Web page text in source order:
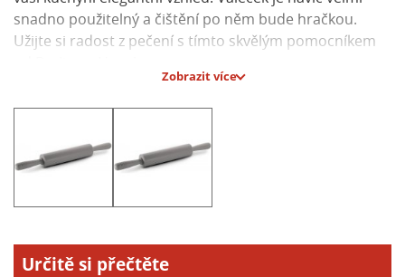
snadno použitelný a čištění po něm bude hračkou.
Užijte si radost z pečení s tímto skvělým pomocníkem
Hlavní parametry:
- Rozměry: 43,5 x 5 cm
- Barva: šedá
Zobrazit více
Určitě si přečtěte